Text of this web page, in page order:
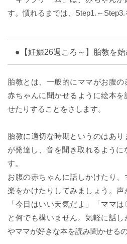
す。慣れるまでは、Step1.～Step3.
●【妊娠26週ころ～】胎教を始
胎教とは、一般的にママがお腹の
赤ちゃんに聞かせるように絵本
せたりすることをさします。
胎教に適切な時期というのはあ
が発達し、音を聞き取れるよう
す。
お腹の赤ちゃんに話しかけたり
楽をかけたりしてみましょう。声
「今日はいい天気だよ」「ママ
と何でも構いません。気軽に話
やママが好きな本を読み聞かせる